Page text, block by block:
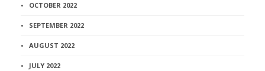
OCTOBER 2022
SEPTEMBER 2022
AUGUST 2022
JULY 2022